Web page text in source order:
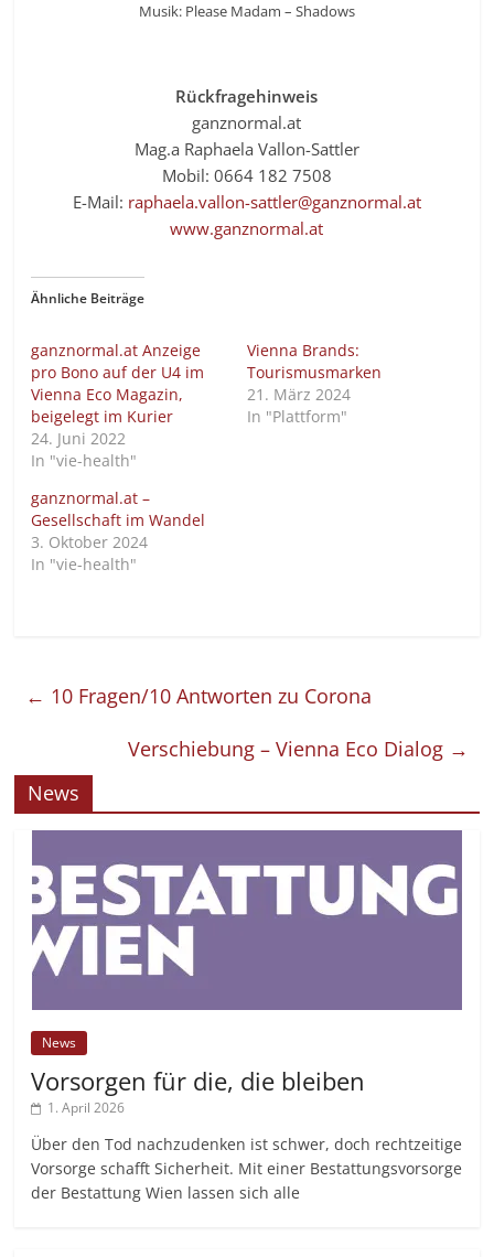
Musik: Please Madam – Shadows
Rückfragehinweis
ganznormal.at
Mag.a Raphaela Vallon-Sattler
Mobil: 0664 182 7508
E-Mail: raphaela.vallon-sattler@ganznormal.at
www.ganznormal.at
Ähnliche Beiträge
ganznormal.at Anzeige
pro Bono auf der U4 im
Vienna Eco Magazin,
beigelegt im Kurier
24. Juni 2022
In "vie-health"
Vienna Brands:
Tourismusmarken
21. März 2024
In "Plattform"
ganznormal.at –
Gesellschaft im Wandel
3. Oktober 2024
In "vie-health"
← 10 Fragen/10 Antworten zu Corona
Verschiebung – Vienna Eco Dialog →
News
News
Vorsorgen für die, die bleiben
1. April 2026
Über den Tod nachzudenken ist schwer, doch rechtzeitige
Vorsorge schafft Sicherheit. Mit einer Bestattungsvorsorge
der Bestattung Wien lassen sich alle